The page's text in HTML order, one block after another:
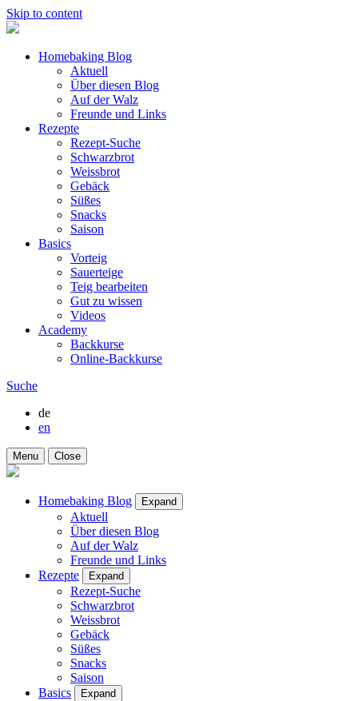
Skip to content
Homebaking Blog
Aktuell
Über diesen Blog
Auf der Walz
Freunde und Links
Rezepte
Rezept-Suche
Schwarzbrot
Weissbrot
Gebäck
Süßes
Snacks
Saison
Basics
Vorteig
Sauerteige
Teig bearbeiten
Gut zu wissen
Videos
Academy
Backkurse
Online-Backkurse
Suche
de
en
Menu Close
Homebaking Blog Expand
Aktuell
Über diesen Blog
Auf der Walz
Freunde und Links
Rezepte
Expand
Rezept-Suche
Schwarzbrot
Weissbrot
Gebäck
Süßes
Snacks
Saison
Basics
Expand